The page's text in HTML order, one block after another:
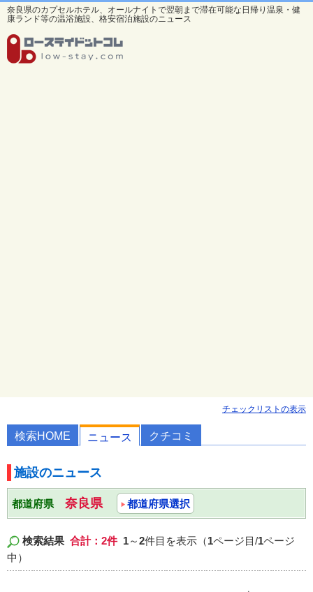
奈良県のカプセルホテル、オールナイトで翌朝まで滞在可能な日帰り温泉・健
康ランド等の温浴施設、格安宿泊施設のニュース
チェックリストの表示
検索HOME ニュース クチコミ
施設のニュース
都道府県 奈良県 都道府県選択
検索結果 合計：2件 1～2件目を表示（1ページ目/1ページ
中）